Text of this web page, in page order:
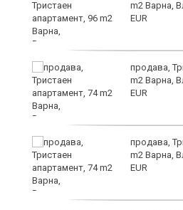
m2 Варна,
EUR
продава,
m2 Варна,
EUR
продава,
m2 Варна,
EUR